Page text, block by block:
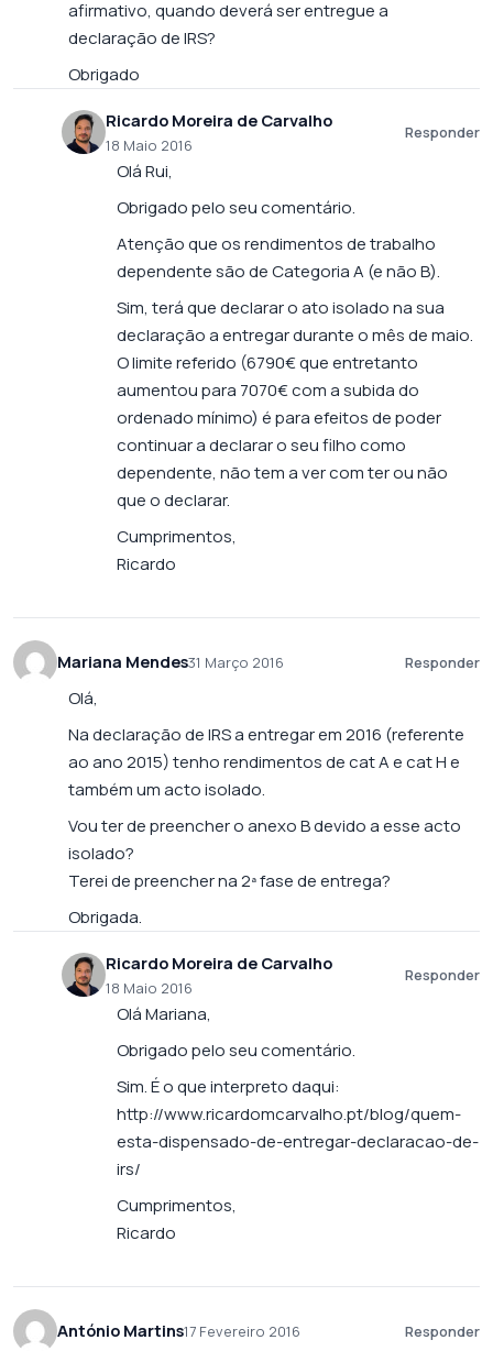
afirmativo, quando deverá ser entregue a
declaração de IRS?
Obrigado
Ricardo Moreira de Carvalho
18 Maio 2016
Responder
Olá Rui,
Obrigado pelo seu comentário.
Atenção que os rendimentos de trabalho
dependente são de Categoria A (e não B).
Sim, terá que declarar o ato isolado na sua
declaração a entregar durante o mês de maio.
O limite referido (6790€ que entretanto
aumentou para 7070€ com a subida do
ordenado mínimo) é para efeitos de poder
continuar a declarar o seu filho como
dependente, não tem a ver com ter ou não
que o declarar.
Cumprimentos,
Ricardo
Mariana Mendes31 Março 2016 Responder
Olá,
Na declaração de IRS a entregar em 2016 (referente
ao ano 2015) tenho rendimentos de cat A e cat H e
também um acto isolado.
Vou ter de preencher o anexo B devido a esse acto
isolado?
Terei de preencher na 2ª fase de entrega?
Obrigada.
Ricardo Moreira de Carvalho
18 Maio 2016
Responder
Olá Mariana,
Obrigado pelo seu comentário.
Sim. É o que interpreto daqui:
http://www.ricardomcarvalho.pt/blog/quem-
esta-dispensado-de-entregar-declaracao-de-
irs/
Cumprimentos,
Ricardo
António Martins17 Fevereiro 2016 Responder